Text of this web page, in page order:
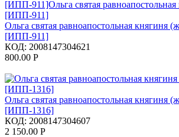
Ольга святая равноапостольная княгиня
[ИПП-911]
КОД: 2008147304621
800.00 Р
Ольга святая равноапостольная княгиня
[ИПП-1316]
КОД: 2008147304607
2 150.00 Р